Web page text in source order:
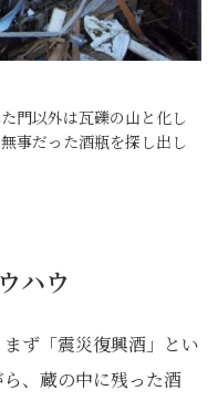
門以外は瓦礫の山と化し
事だった酒瓶を探し出し
ハウ
ず「震災復興酒」とい
、蔵の中に残った酒